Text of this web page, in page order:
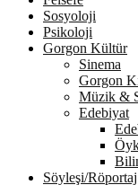
Sosyoloji
Psikoloji
Gorgon Kültür
Sinema
Gorgon
Müzik &
Edebiyat
Söyleşi/Röportaj